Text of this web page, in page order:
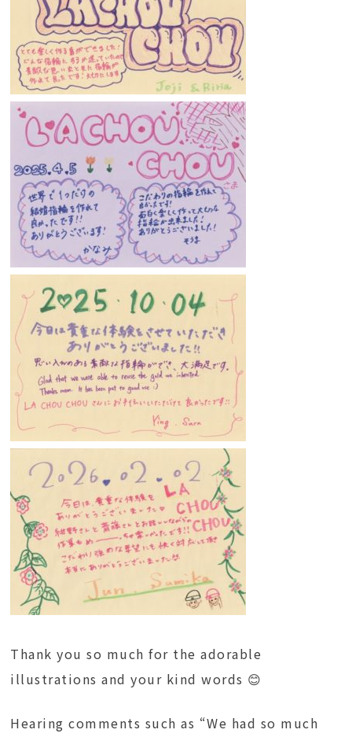
Thank you so much for the adorable
illustrations and your kind words 😊
Hearing comments such as “We had so much